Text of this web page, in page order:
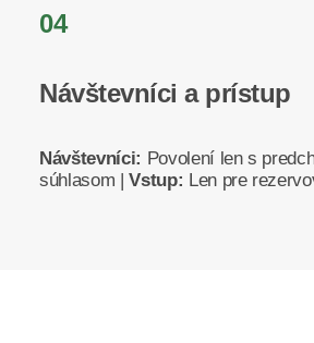
04
Návštevníci a prístup
Návštevníci: Povolení len s
súhlasom |Vstup: Len pre